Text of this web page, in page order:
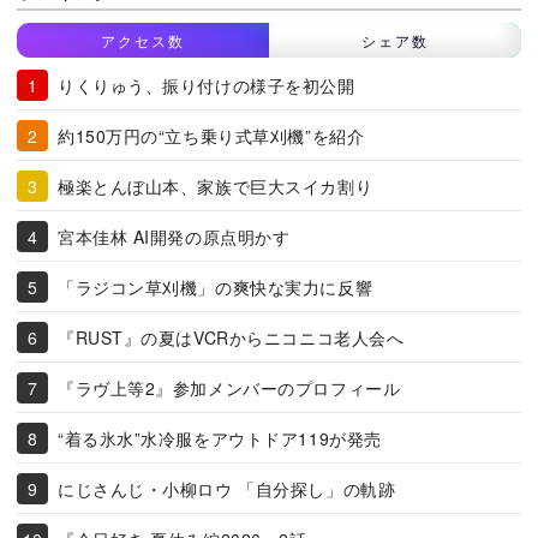
アクセス数 シェア数
りくりゅう、振り付けの様子を初公開
約150万円の“立ち乗り式草刈機”を紹介
極楽とんぼ山本、家族で巨大スイカ割り
宮本佳林 AI開発の原点明かす
「ラジコン草刈機」の爽快な実力に反響
『RUST』の夏はVCRからニコニコ老人会へ
『ラヴ上等2』参加メンバーのプロフィール
“着る氷水”水冷服をアウトドア119が発売
にじさんじ・小柳ロウ 「自分探し」の軌跡